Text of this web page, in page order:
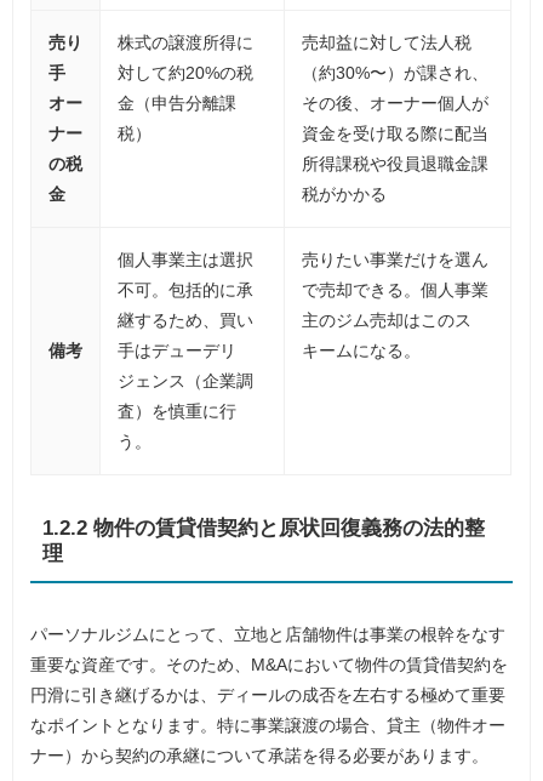
売り
手
オー
ナー
の税
金
株式の譲渡所得に
対して約20%の税
金（申告分離課
税）
売却益に対して法人税
（約30%〜）が課され、
その後、オーナー個人が
資金を受け取る際に配当
所得課税や役員退職金課
税がかかる
備考
個人事業主は選択
不可。包括的に承
継するため、買い
手はデューデリ
ジェンス（企業調
査）を慎重に行
う。
売りたい事業だけを選ん
で売却できる。個人事業
主のジム売却はこのス
キームになる。
1.2.2 物件の賃貸借契約と原状回復義務の法的整
理
パーソナルジムにとって、立地と店舗物件は事業の根幹をなす
重要な資産です。そのため、M&Aにおいて物件の賃貸借契約を
円滑に引き継げるかは、ディールの成否を左右する極めて重要
なポイントとなります。特に事業譲渡の場合、貸主（物件オー
ナー）から契約の承継について承諾を得る必要があります。